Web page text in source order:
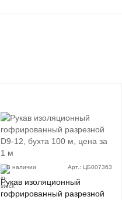
В наличии Арт.: ЦБ007363
Рукав изоляционный
гофрированный разрезной